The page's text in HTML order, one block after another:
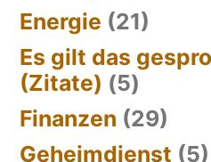
Energie (21)
Es gilt das
(Zitate) (5)
Finanzen (29)
Geheimdienst (5)